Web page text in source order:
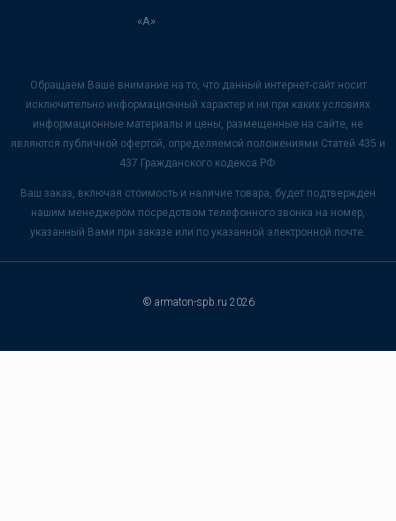
«А»
Обращаем Ваше внимание на то, что данный интернет-сайт носит
исключительно информационный характер и ни при каких условиях
информационные материалы и цены, размещенные на сайте, не
являются публичной офертой, определяемой положениями Статей 435 и
437 Гражданского кодекса РФ.
Ваш заказ, включая стоимость и наличие товара, будет подтвержден
нашим менеджером посредством телефонного звонка на номер,
указанный Вами при заказе или по указанной электронной почте.
© armaton-spb.ru 2026